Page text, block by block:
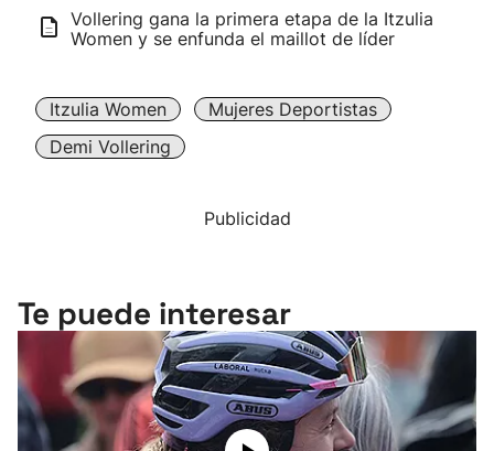
Vollering gana la primera etapa de la Itzulia
Women y se enfunda el maillot de líder
Itzulia Women
Mujeres Deportistas
Demi Vollering
Publicidad
Te puede interesar